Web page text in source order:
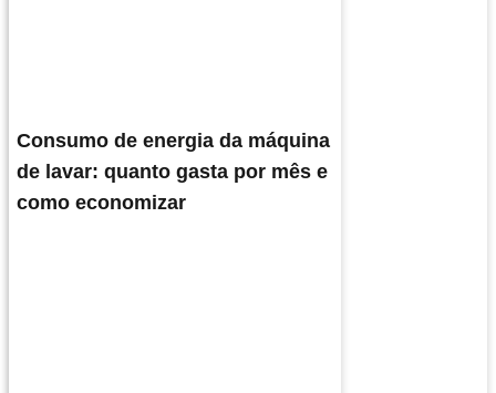
Consumo de energia da máquina
de lavar: quanto gasta por mês e
como economizar